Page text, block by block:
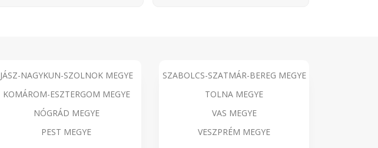
JÁSZ-NAGYKUN-SZOLNOK MEGYE
KOMÁROM-ESZTERGOM MEGYE
NÓGRÁD MEGYE
PEST MEGYE
SZABOLCS-SZATMÁR-BEREG MEGYE
TOLNA MEGYE
VAS MEGYE
VESZPRÉM MEGYE